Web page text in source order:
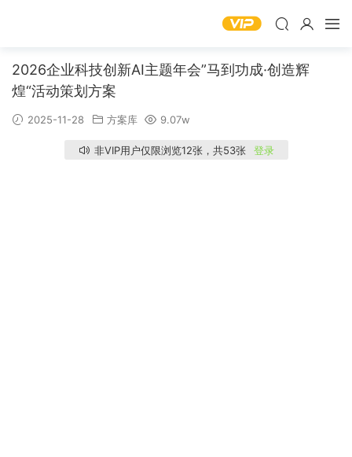
2026企业科技创新AI主题年会”马到功成·创造辉
煌“活动策划方案
2025-11-28 方案库 9.07w
非VIP用户仅限浏览12张，共53张 登录